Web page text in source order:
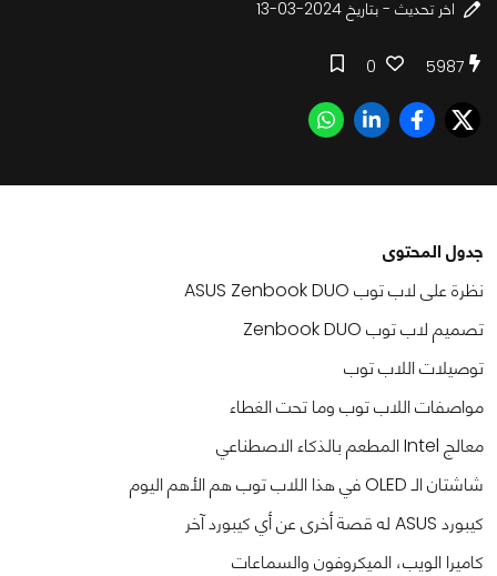
اخر تحديث - بتاريخ 2024-03-13
5987
0
جدول المحتوى
نظرة على لاب توب ASUS Zenbook DUO
تصميم لاب توب Zenbook DUO
توصيلات اللاب توب
مواصفات اللاب توب وما تحت الغطاء
معالج Intel المطعم بالذكاء الاصطناعي
شاشتان الـ OLED في هذا اللاب توب هم الأهم اليوم
كيبورد ASUS له قصة أخرى عن أي كيبورد آخر
كاميرا الويب، الميكروفون والسماعات